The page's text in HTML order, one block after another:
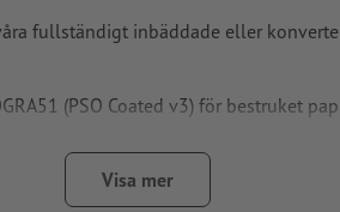
fullständigt inbäddade eller
(PSO Coated v3) för bestruket
kontrolleras inte av oss
Visa mer